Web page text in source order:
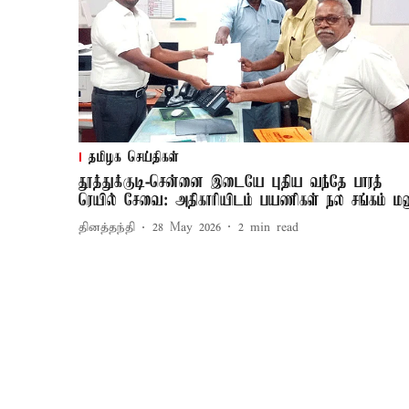
தமிழக செய்திகள்
தூத்துக்குடி-சென்னை இடையே புதிய வந்தே பாரத்
ரெயில் சேவை: அதிகாரியிடம் பயணிகள் நல சங்கம்
தினத்தந்தி 28 May 2026 2 min read